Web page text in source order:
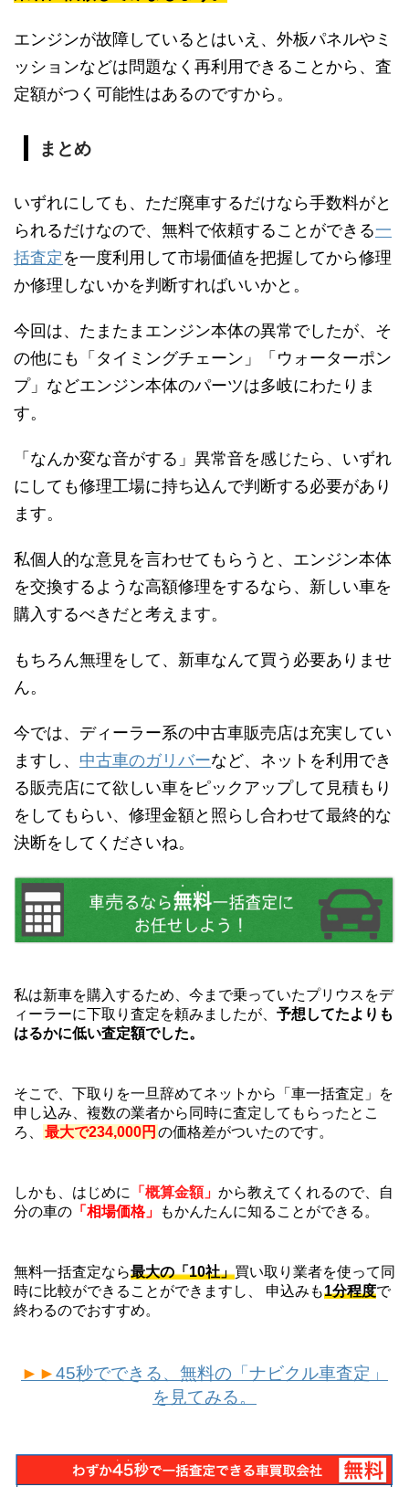
エンジンが故障しているとはいえ、外板パネルやミ
ッションなどは問題なく再利用できることから、査
定額がつく可能性はあるのですから。
まとめ
いずれにしても、ただ廃車するだけなら手数料がと
られるだけなので、無料で依頼することができる一
括査定 を一度利用して市場価値を把握してから修理
か修理しないかを判断すればいいかと。
今回は、たまたまエンジン本体の異常でしたが、そ
の他にも「タイミングチェーン」「ウォーターポン
プ」などエンジン本体のパーツは多岐にわたりま
す。
「なんか変な音がする」異常音を感じたら、いずれ
にしても修理工場に持ち込んで判断する必要があり
ます。
私個人的な意見を言わせてもらうと、エンジン本体
を交換するような高額修理をするなら、新しい車を
購入するべきだと考えます。
もちろん無理をして、新車なんて買う必要ありませ
ん。
今では、ディーラー系の中古車販売店は充実してい
ますし、 中古車のガリバーなど、ネットを利用でき
る販売店にて欲しい車をピックアップして見積もり
をしてもらい、修理金額と照らし合わせて最終的な
決断をしてくださいね。
私は新車を購入するため、今まで乗っていたプリウスをデ
ィーラーに下取り査定を頼みましたが、 予想してたよりも
はるかに低い査定額でした。
そこで、下取りを一旦辞めてネットから「車一括査定」を
申し込み、複数の業者から同時に査定してもらったとこ
ろ、
最大で234,000円 の価格差がついたのです。
しかも、はじめに 「概算金額」 から教えてくれるので、自
分の車の 「相場価格」 もかんたんに知ることができる。
無料一括査定なら最大の「10社」買い取り業者を使って同
時に比較ができることができますし、 申込みも1分程度で
終わるのでおすすめ。
►►45秒でできる、無料の「ナビクル車査定」
を見てみる。